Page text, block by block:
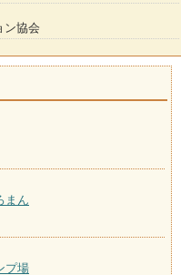
ン協会
ん
プ場